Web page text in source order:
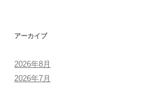
アーカイブ
2026年8月
2026年7月